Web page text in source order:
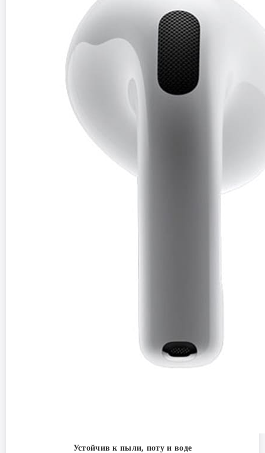
Устойчив к пыли, поту и воде